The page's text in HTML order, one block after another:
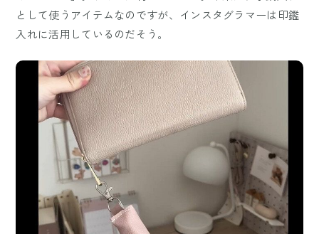
として使うアイテムなのですが、インスタグラマーは印鑑
入れに活用しているのだそう。